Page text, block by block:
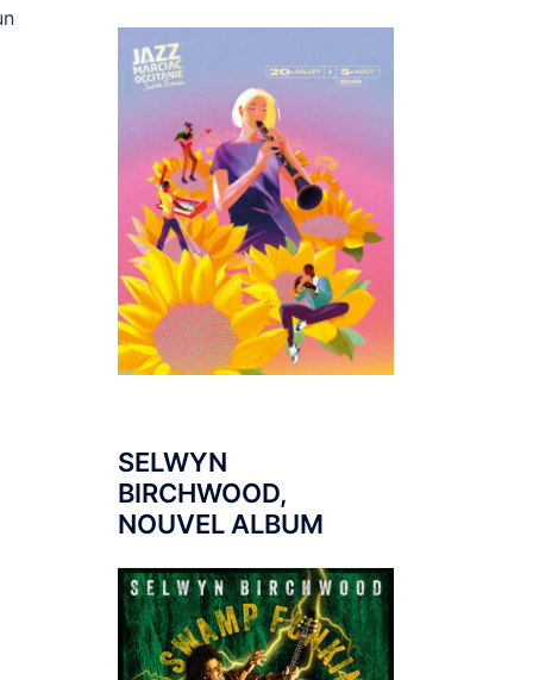
SELWYN
BIRCHWOOD,
NOUVEL ALBUM